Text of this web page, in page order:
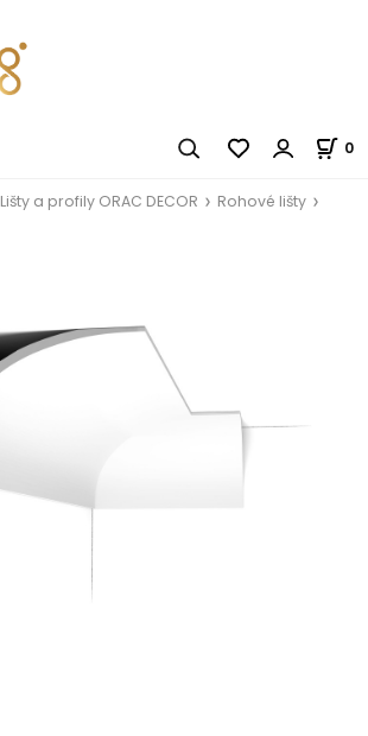
0
Lišty a profily ORAC DECOR Rohové lišty